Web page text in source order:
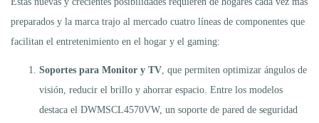
preparados y la marca trajo al mercado cuatro líneas de componentes que
facilitan el entretenimiento en el hogar y el gaming:
Soportes para Monitor y TV , que permiten optimizar ángulos de
visión, reducir el brillo y ahorrar espacio. Entre los modelos
destaca el DWMSCL4570VW, un soporte de pared de seguridad